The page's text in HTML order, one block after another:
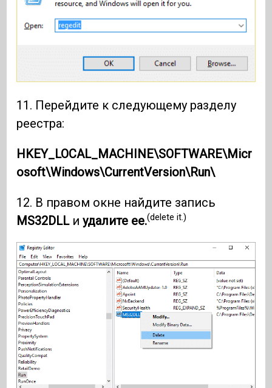
11. Перейдите к следующему разделу
реестра:
HKEY_LOCAL_MACHINE\SOFTWARE\Micr
osoft\Windows\CurrentVersion\Run\
12. В правом окне найдите запись
MS32DLLиудалите ее.(delete it.)